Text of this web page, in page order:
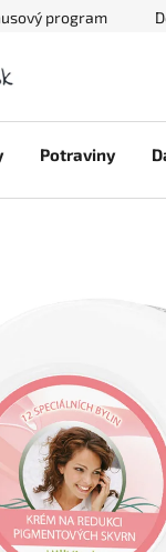
program
Potraviny